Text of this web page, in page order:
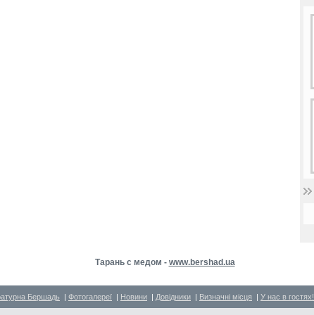
Тарань с медом - www.bershad.ua
Бершадь | Фотогалереї | Новини | Довідники | Визначні місця | У нас в гостях!